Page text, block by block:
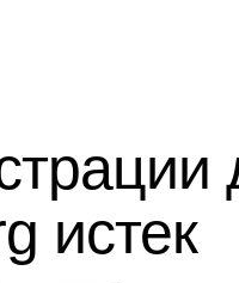
истек